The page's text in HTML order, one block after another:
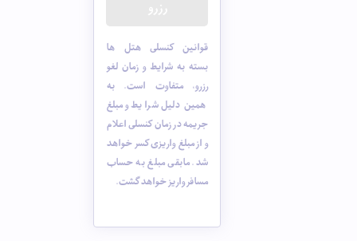
قوانین کنسلی هتل ها
بسته به شرایط و زمان لغو
رزرو، متفاوت است. به
همین دلیل شرایط و مبلغ
جریمه در زمان کنسلی اعلام
و از مبلغ واریزی کسر خواهد
شد. مابقی مبلغ به حساب
مسافر واریز خواهد گشت.